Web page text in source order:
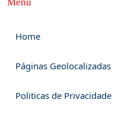
Home
Páginas Geolocalizadas
Politicas de Privacidade